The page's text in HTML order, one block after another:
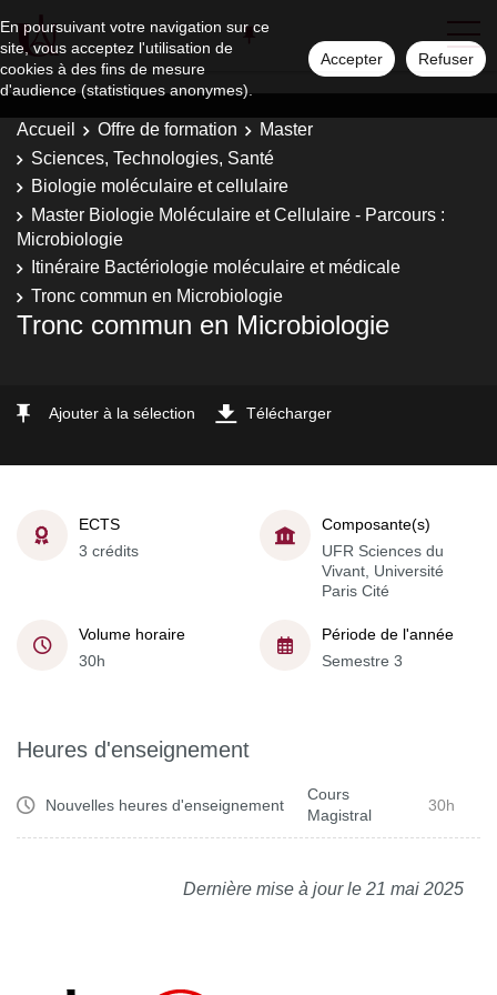
En poursuivant votre navigation sur ce
site, vous acceptez l'utilisation de
cookies à des fins de mesure
d'audience (statistiques anonymes).
Accepter Refuser
Accueil Offre de formation
Master
Sciences, Technologies, Santé
Biologie moléculaire et cellulaire
Master Biologie Moléculaire et Cellulaire - Parcours :
Microbiologie
Itinéraire Bactériologie moléculaire et médicale
Tronc commun en Microbiologie
Tronc commun en Microbiologie
Ajouter à la sélection Télécharger
ECTS
3 crédits
Composante(s)
UFR Sciences du
Vivant, Université
Paris Cité
Volume horaire
30h
Période de l'année
Semestre 3
Heures d'enseignement
Nouvelles heures d'enseignement
Cours
Magistral
30h
Dernière mise à jour le 21 mai 2025